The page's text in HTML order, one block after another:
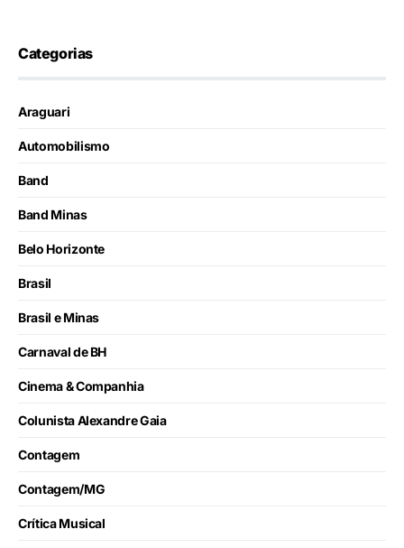
Categorias
Araguari
Automobilismo
Band
Band Minas
Belo Horizonte
Brasil
Brasil e Minas
Carnaval de BH
Cinema & Companhia
Colunista Alexandre Gaia
Contagem
Contagem/MG
Crítica Musical